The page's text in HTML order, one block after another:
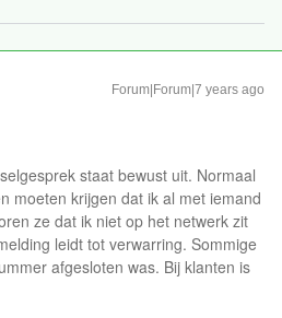
Forum|Forum|7 years ago
staat bewust uit. Normaal
moeten krijgen dat ik al met iemand
ze dat ik niet op het netwerk zit
leidt tot verwarring. Sommige
afgesloten was. Bij klanten is